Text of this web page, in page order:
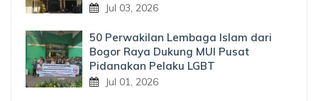
Jul 03, 2026
50 Perwakilan Lembaga Islam dari
Bogor Raya Dukung MUI Pusat
Pidanakan Pelaku LGBT
Jul 01, 2026